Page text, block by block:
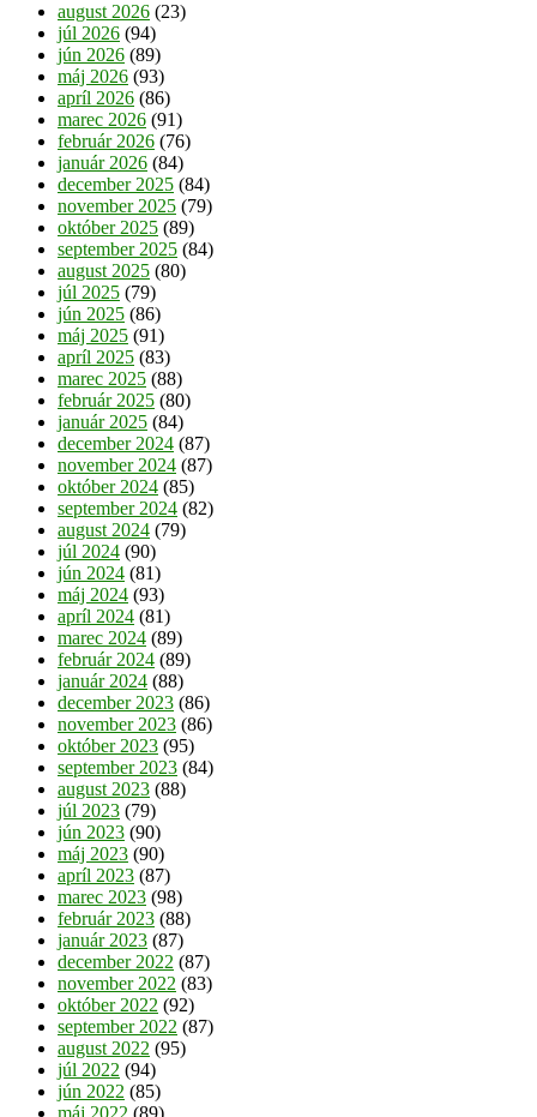
august 2026 (23)
júl 2026 (94)
jún 2026 (89)
máj 2026 (93)
apríl 2026 (86)
marec 2026 (91)
február 2026 (76)
január 2026 (84)
december 2025 (84)
november 2025 (79)
október 2025 (89)
september 2025 (84)
august 2025 (80)
júl 2025 (79)
jún 2025 (86)
máj 2025 (91)
apríl 2025 (83)
marec 2025 (88)
február 2025 (80)
január 2025 (84)
december 2024 (87)
november 2024 (87)
október 2024 (85)
september 2024 (82)
august 2024 (79)
júl 2024 (90)
jún 2024 (81)
máj 2024 (93)
apríl 2024 (81)
marec 2024 (89)
február 2024 (89)
január 2024 (88)
december 2023 (86)
november 2023 (86)
október 2023 (95)
september 2023 (84)
august 2023 (88)
júl 2023 (79)
jún 2023 (90)
máj 2023 (90)
apríl 2023 (87)
marec 2023 (98)
február 2023 (88)
január 2023 (87)
december 2022 (87)
november 2022 (83)
október 2022 (92)
september 2022 (87)
august 2022 (95)
júl 2022 (94)
jún 2022 (85)